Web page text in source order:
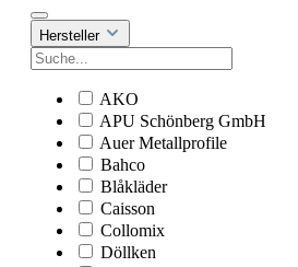
Hersteller
AKO
APU Schönberg GmbH
Auer Metallprofile
Bahco
Blåkläder
Caisson
Collomix
Döllken